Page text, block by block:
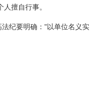
擅自行事。
纪要明确："以单位名义实